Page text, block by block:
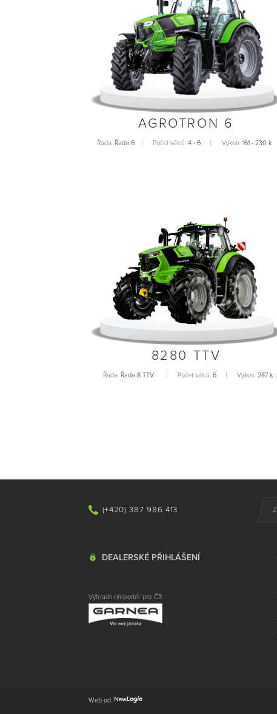
AGROTRON 6
Řada: Řada 6 Počet válců: 4 - 6 Výkon: 161 - 230 k
8280 TTV
Řada: Řada 8 TTV Počet válců: 6 Výkon: 287 k
(+420) 387 986 413
DEALERSKÉ PŘIHLÁŠENÍ
Výhradní importér pro ČR
Web od